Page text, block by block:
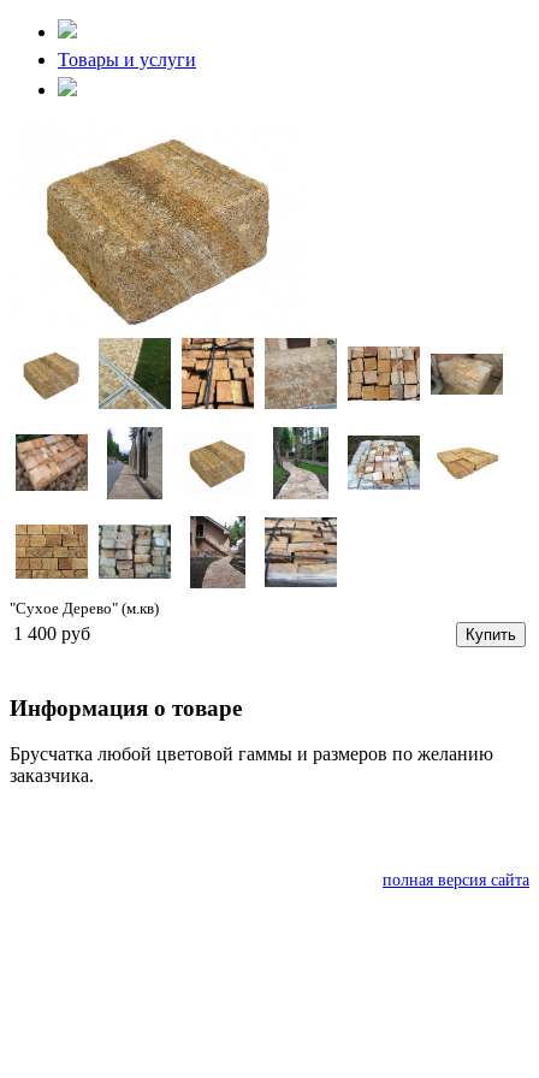
Товары и услуги
"Сухое Дерево" (м.кв)
1 400 руб Купить
Информация о товаре
Брусчатка любой цветовой гаммы и размеров по желанию
заказчика.
полная версия сайта